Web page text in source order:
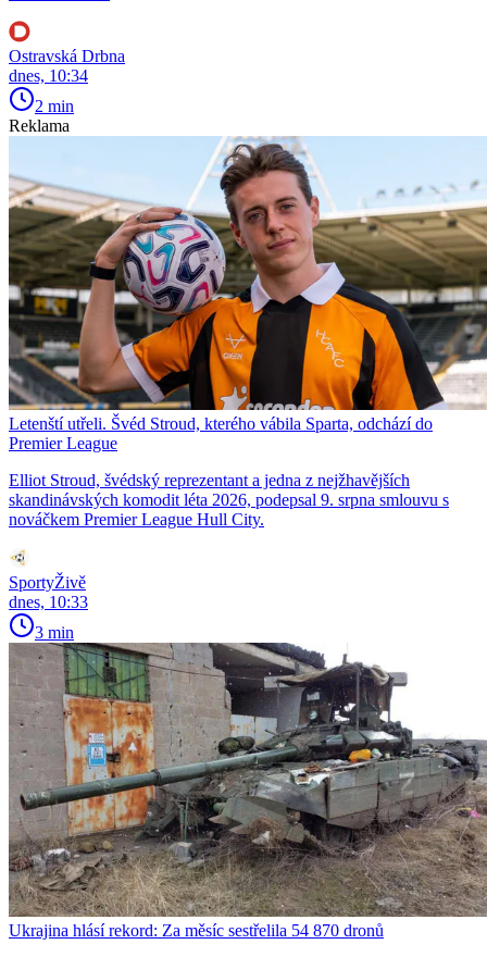
Ostravská Drbna
dnes, 10:34
2 min
Reklama
Letenští utřeli. Švéd Stroud, kterého vábila Sparta, odchází do
Premier League
Elliot Stroud, švédský reprezentant a jedna z nejžhavějších
skandinávských komodit léta 2026, podepsal 9. srpna smlouvu s
nováčkem Premier League Hull City.
SportyŽivě
dnes, 10:33
3 min
Ukrajina hlásí rekord: Za měsíc sestřelila 54 870 dronů